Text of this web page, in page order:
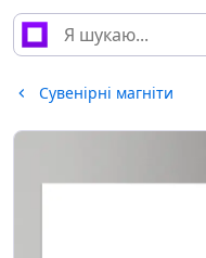
Сувенірні магніти